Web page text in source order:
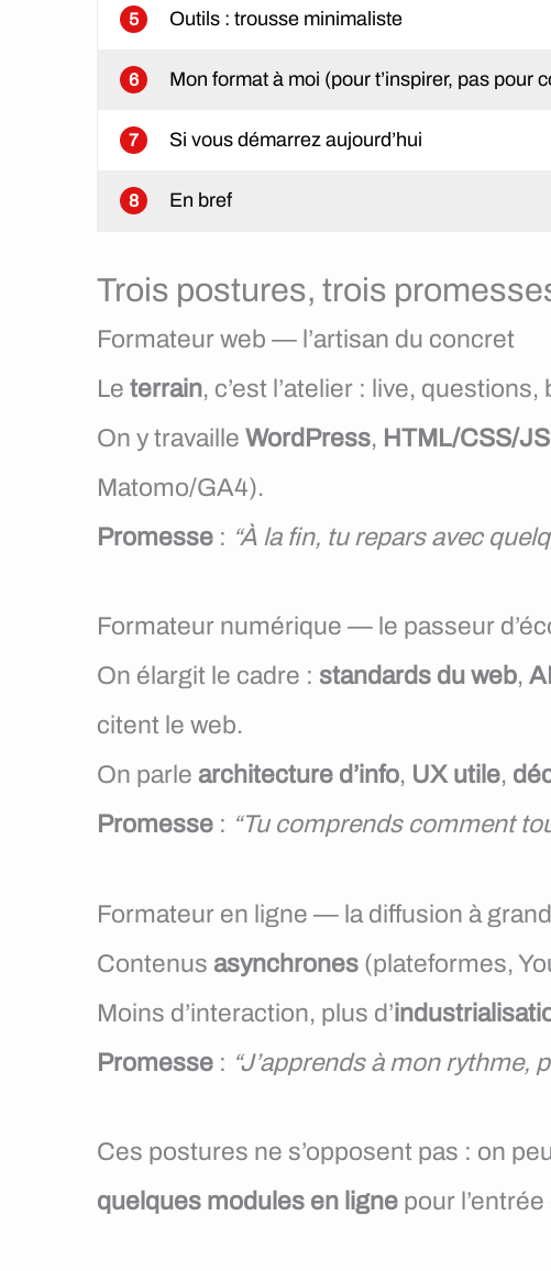
5 Outils : trousse minimaliste
6 Mon format à moi (pour t’inspirer, pas pour
7 Si vous démarrez aujourd’hui
8 En bref
Trois postures, trois
Formateur web — l’artisan du concret
Leterrain, c’est l’atelier : live,
On y travailleWordPress, HTML/CSS/
Matomo/GA4).
Promesse : “À la fin, tu repars avec
Formateur numérique — le passeur
On élargit le cadre : standards du web,
citent le web.
On parlearchitecture d’info, UX utile,
Promesse : “Tu comprends comment
Formateur en ligne — la diffusion à
Contenusasynchrones (plateformes,
Moins d’interaction, plus d’
Promesse : “J’apprends à mon rythme,
Ces postures ne s’opposent pas : on
quelques modules en ligne pour